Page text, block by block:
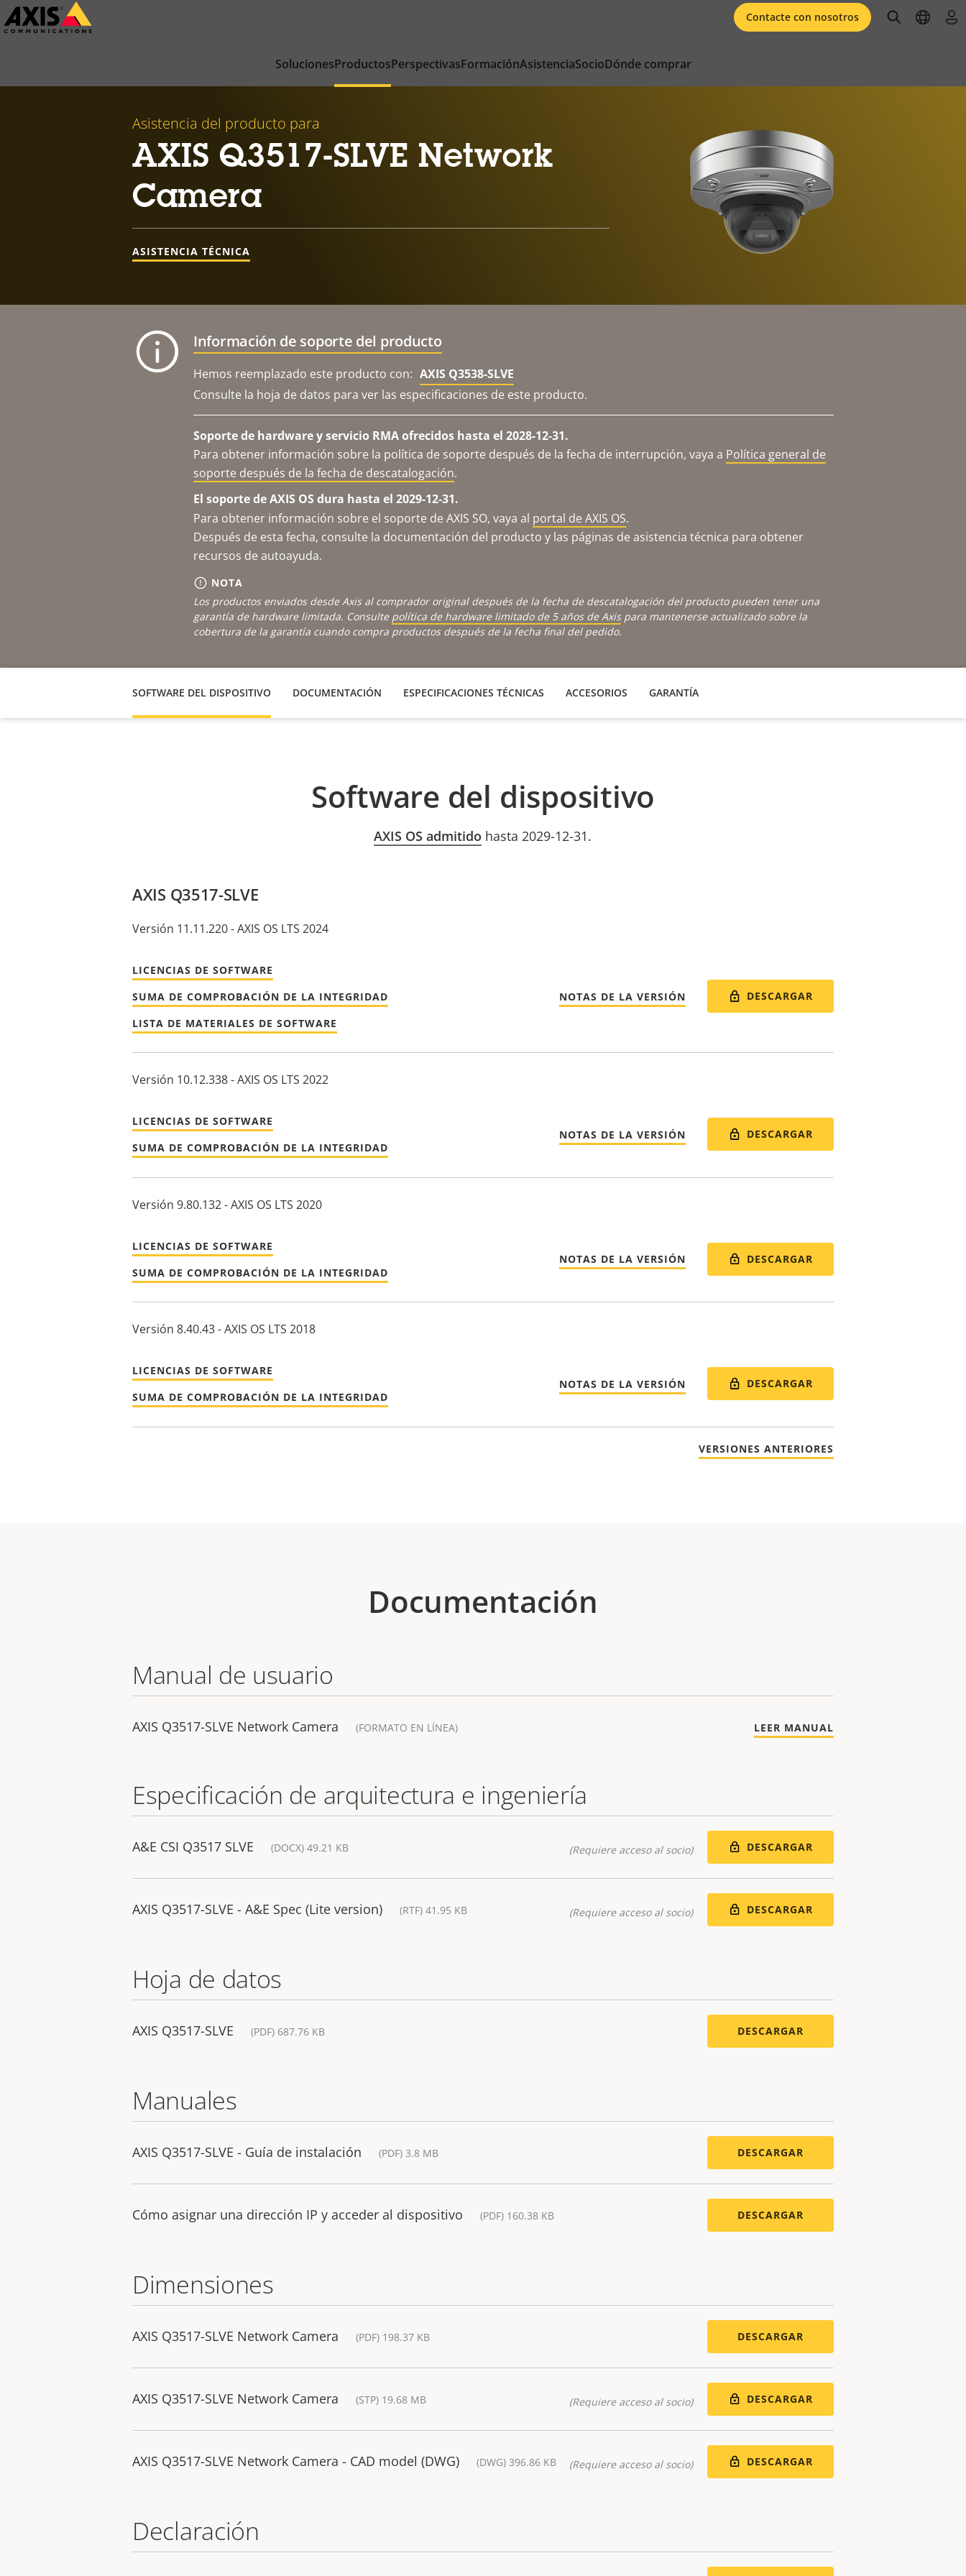
Saltar
al
SolucionesProductosPerspectivasFormaciónAsistenciaSocioDónde comprar
Contacte con nosotros openopen
Asistencia del producto para
AXIS Q3517-SLVE Network
Camera
ASISTENCIA TÉCNICA
Información de soporte del producto
Hemos reemplazado este producto con: AXIS Q3538-SLVE
Consulte la hoja de datos para ver las especificaciones de este producto.
Soporte de hardware y servicio RMA ofrecidos hasta el 2028-12-31.
Para obtener información sobre la política de soporte después de la fecha de interrupción, vaya a Política general de
soporte después de la fecha de descatalogación.
El soporte de AXIS OS dura hasta el 2029-12-31.
Para obtener información sobre el soporte de AXIS SO, vaya al portal de AXIS OS.
Después de esta fecha, consulte la documentación del producto y las páginas de asistencia técnica para obtener
recursos de autoayuda.
NOTA
Los productos enviados desde Axis al comprador original después de la fecha de descatalogación del producto pueden tener una
garantía de hardware limitada. Consulte política de hardware limitado de 5 años de Axispara mantenerse actualizado sobre la
cobertura de la garantía cuando compra productos después de la fecha final del pedido.
SOFTWARE DEL DISPOSITIVO DOCUMENTACIÓN ESPECIFICACIONES TÉCNICAS ACCESORIOS GARANTÍA
Software del dispositivo
AXIS OS admitido hasta 2029-12-31.
AXIS Q3517-SLVE
Versión 11.11.220 - AXIS OS LTS 2024
LICENCIAS DE SOFTWARE
SUMA DE COMPROBACIÓN DE LA INTEGRIDAD
LISTA DE MATERIALES DE SOFTWARE
NOTAS DE LA VERSIÓN DESCARGAR
Versión 10.12.338 - AXIS OS LTS 2022
LICENCIAS DE SOFTWARE
SUMA DE COMPROBACIÓN DE LA INTEGRIDAD
NOTAS DE LA VERSIÓN DESCARGAR
Versión 9.80.132 - AXIS OS LTS 2020
LICENCIAS DE SOFTWARE
SUMA DE COMPROBACIÓN DE LA INTEGRIDAD
NOTAS DE LA VERSIÓN DESCARGAR
Versión 8.40.43 - AXIS OS LTS 2018
LICENCIAS DE SOFTWARE
SUMA DE COMPROBACIÓN DE LA INTEGRIDAD
NOTAS DE LA VERSIÓN DESCARGAR
VERSIONES ANTERIORES
Documentación
Manual de usuario
AXIS Q3517-SLVE Network Camera (FORMATO EN LÍNEA) LEER MANUAL
Especificación de arquitectura e ingeniería
A&E CSI Q3517 SLVE (DOCX) 49.21 KB (Requiere acceso al socio) DESCARGAR
AXIS Q3517-SLVE - A&E Spec (Lite version) (RTF) 41.95 KB (Requiere acceso al socio) DESCARGAR
Hoja de datos
AXIS Q3517-SLVE (PDF) 687.76 KB DESCARGAR
Manuales
AXIS Q3517-SLVE - Guía de instalación (PDF) 3.8 MB DESCARGAR
Cómo asignar una dirección IP y acceder al dispositivo (PDF) 160.38 KB DESCARGAR
Dimensiones
AXIS Q3517-SLVE Network Camera (PDF) 198.37 KB DESCARGAR
AXIS Q3517-SLVE Network Camera (STP) 19.68 MB (Requiere acceso al socio) DESCARGAR
AXIS Q3517-SLVE Network Camera - CAD model (DWG) (DWG) 396.86 KB (Requiere acceso al socio) DESCARGAR
Declaración